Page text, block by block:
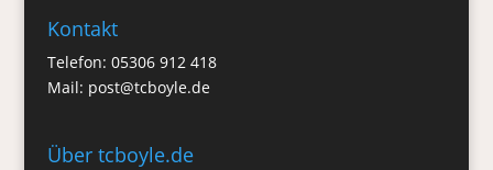
Kontakt
Telefon: 05306 912 418
Mail: post@tcboyle.de
Über tcboyle.de